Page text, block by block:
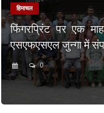
हिमाचल
फिंगरप्रिंट पर एक
एसएफएसएल जुन्गा में
0